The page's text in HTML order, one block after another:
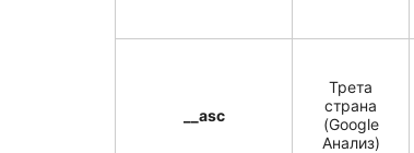
__asc
Трета
страна
(Google
Анализ)